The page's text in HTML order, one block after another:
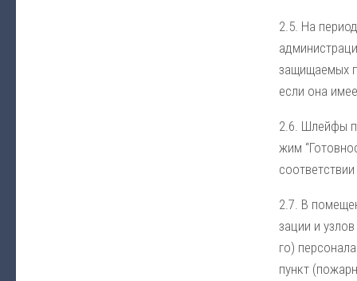
2.5. На
за­щи­щае­мых
ес­ли она
2.6. Шлей­фы
жим
2.7. В
за­ции и
го)
пункт